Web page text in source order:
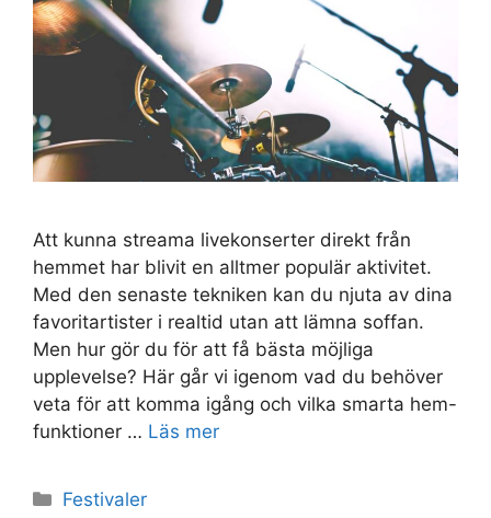
Att kunna streama livekonserter direkt från
hemmet har blivit en alltmer populär aktivitet.
Med den senaste tekniken kan du njuta av dina
favoritartister i realtid utan att lämna soffan.
Men hur gör du för att få bästa möjliga
upplevelse? Här går vi igenom vad du behöver
veta för att komma igång och vilka smarta hem-
funktioner … Läs mer
Kategorier
Festivaler